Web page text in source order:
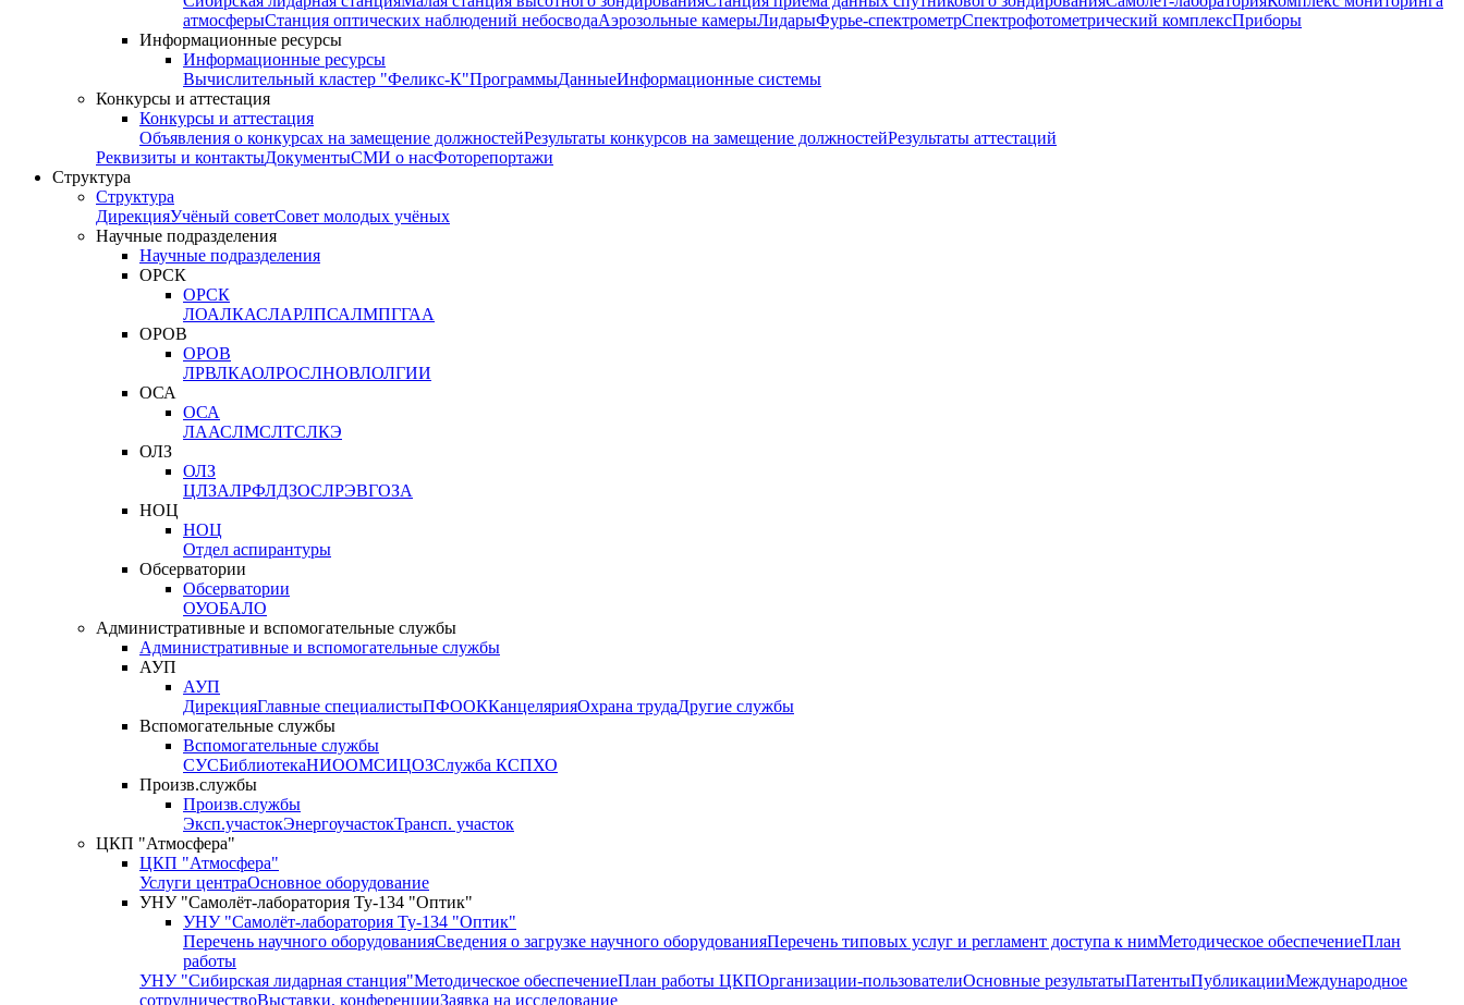
атмосферыСтанция оптических наблюдений небосводаАэрозольные камерыЛидарыФурье-спектрометрСпектрофотометрический комплексПриборы
Информационные ресурсы
Информационные ресурсы
Вычислительный кластер "Феликс-К"ПрограммыДанныеИнформационные системы
Конкурсы и аттестация
Конкурсы и аттестация
Объявления о конкурсах на замещение должностейРезультаты конкурсов на замещение должностейРезультаты аттестаций
Реквизиты и контактыДокументыСМИ о насФоторепортажи
Структура
Структура
ДирекцияУчёный советСовет молодых учёных
Научные подразделения
Научные подразделения
ОРСК
ОРСК
ЛОАЛКАСЛАРЛПСАЛМПГГАА
ОРОВ
ОРОВ
ЛРВЛКАОЛРОСЛНОВЛОЛГИИ
ОСА
ОСА
ЛААСЛМСЛТСЛКЭ
ОЛЗ
ОЛЗ
ЦЛЗАЛРФЛДЗОСЛРЭВГОЗА
НОЦ
НОЦ
Отдел аспирантуры
Обсерватории
Обсерватории
ОУОБАЛО
Административные и вспомогательные службы
Административные и вспомогательные службы
АУП
АУП
ДирекцияГлавные специалистыПФООККанцелярияОхрана трудаДругие службы
Вспомогательные службы
Вспомогательные службы
СУСБиблиотекаНИООМСИЦОЗСлужба КСПХО
Произв.службы
Произв.службы
Эксп.участокЭнергоучастокТрансп. участок
ЦКП "Атмосфера"
ЦКП "Атмосфера"
Услуги центраОсновное оборудование
УНУ "Самолёт-лаборатория Ту-134 "Оптик"
УНУ "Самолёт-лаборатория Ту-134 "Оптик"
Перечень научного оборудованияСведения о загрузке научного оборудованияПеречень типовых услуг и регламент доступа к нимМетодическое обеспечениеПлан
работы
УНУ "Сибирская лидарная станция"Методическое обеспечениеПлан работы ЦКПОрганизации-пользователиОсновные результатыПатентыПубликацииМеждународное
сотрудничествоВыставки, конференцииЗаявка на исследование